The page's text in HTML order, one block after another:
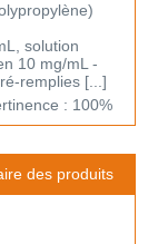
solution
10 mg/mL -
remplies [...]
: 100%
des produits